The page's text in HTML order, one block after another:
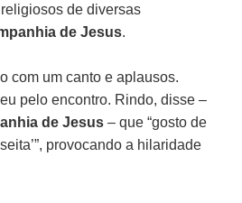
de diversas
de Jesus.
com um canto e aplausos.
pelo encontro. Rindo, disse –
de Jesus – que “gosto de
provocando a hilaridade